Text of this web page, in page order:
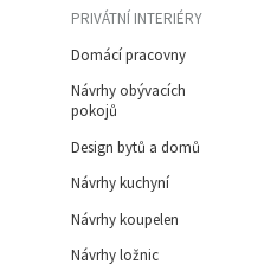
PRIVÁTNÍ INTERIÉRY
Domácí pracovny
Návrhy obývacích
pokojů
Design bytů a domů
Návrhy kuchyní
Návrhy koupelen
Návrhy ložnic